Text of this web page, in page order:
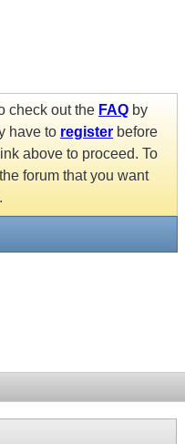
check out the FAQ by
have to register before
above to proceed. To
forum that you want